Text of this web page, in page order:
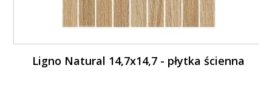
Ligno Natural 14,7x14,7 - płytka ścienna